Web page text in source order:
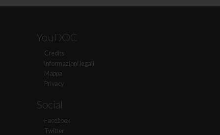
YouDOC
Credits
Informazioni legali
Mappa
Privacy
Social
Facebook
Twitter